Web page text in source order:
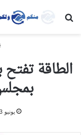
بحث عن
يونيو 3, 2026